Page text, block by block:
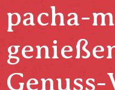
pacha-